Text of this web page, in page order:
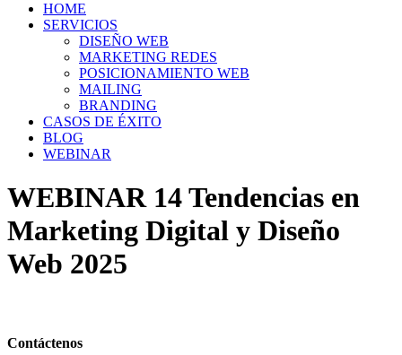
HOME
SERVICIOS
DISEÑO WEB
MARKETING REDES
POSICIONAMIENTO WEB
MAILING
BRANDING
CASOS DE ÉXITO
BLOG
WEBINAR
WEBINAR 14 Tendencias en
Marketing Digital y Diseño
Web 2025
Contáctenos